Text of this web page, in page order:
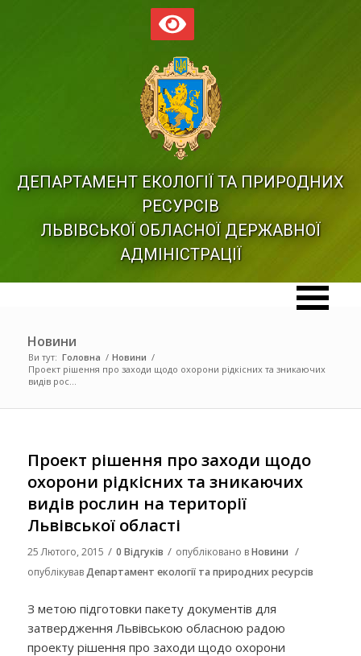
ДЕПАРТАМЕНТ ЕКОЛОГІЇ ТА ПРИРОДНИХ
РЕСУРСІВ
ЛЬВІВСЬКОЇ ОБЛАСНОЇ ДЕРЖАВНОЇ
АДМІНІСТРАЦІЇ
Новини
Ви тут: Головна / Новини /
Проект рішення про заходи щодо охорони рідкісних та зникаючих
видів рос...
Проект рішення про заходи щодо
охорони рідкісних та зникаючих
видів рослин на території
Львівської області
25 Лютого, 2015 / 0 Відгуків / опубліковано вНовини /
опублікувавДепартамент екології та природних ресурсів
З метою підготовки пакету документів для
затвердження Львівською обласною радою
проекту рішення про заходи щодо охорони